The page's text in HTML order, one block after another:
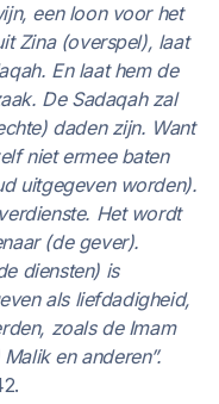
een loon voor het
Zina (overspel), laat
En laat hem de
De Sadaqah zal
daden zijn. Want
niet ermee baten
uitgegeven worden).
Het wordt
(de gever).
diensten) is
als liefdadigheid,
zoals de Imam
en anderen”.